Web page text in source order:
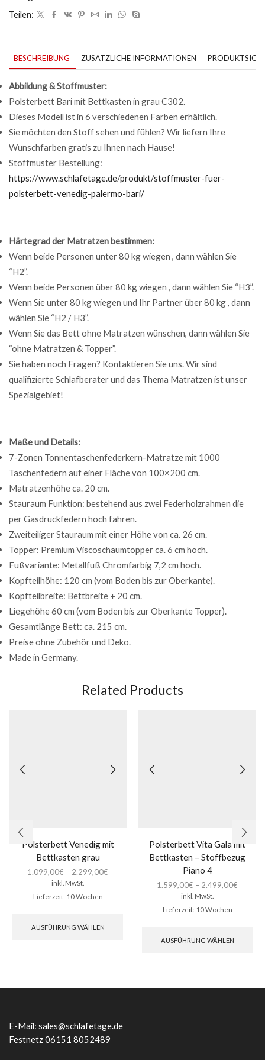
Teilen:
BESCHREIBUNG ZUSÄTZLICHE INFORMATIONEN
Abbildung & Stoffmuster:
Polsterbett Bari mit Bettkasten in grau C302.
Dieses Modell ist in 6 verschiedenen Farben erhältlich.
Sie möchten den Stoff sehen und fühlen? Wir liefern Ihre
Wunschfarben gratis zu Ihnen nach Hause!
Stoffmuster Bestellung:
https://www.schlafetage.de/produkt/stoffmuster-fuer-
polsterbett-venedig-palermo-bari/
Härtegrad der Matratzen bestimmen:
Wenn beide Personen unter 80 kg wiegen , dann wählen Sie
“H2”.
Wenn beide Personen über 80 kg wiegen , dann wählen Sie “H3”.
Wenn Sie unter 80 kg wiegen und Ihr Partner über 80 kg , dann
wählen Sie “H2 / H3”.
Wenn Sie das Bett ohne Matratzen wünschen, dann wählen Sie
“ohne Matratzen & Topper”.
Sie haben noch Fragen? Kontaktieren Sie uns. Wir sind
qualifizierte Schlafberater und das Thema Matratzen ist unser
Spezialgebiet!
Maße und Details:
7-Zonen Tonnentaschenfederkern-Matratze mit 1000
Taschenfedern auf einer Fläche von 100×200 cm.
Matratzenhöhe ca. 20 cm.
Stauraum Funktion: bestehend aus zwei Federholzrahmen die
per Gasdruckfedern hoch fahren.
Zweiteiliger Stauraum mit einer Höhe von ca. 26 cm.
Topper: Premium Viscoschaumtopper ca. 6 cm hoch.
Fußvariante: Metallfuß Chromfarbig 7,2 cm hoch.
Kopfteilhöhe: 120 cm (vom Boden bis zur Oberkante).
Kopfteilbreite: Bettbreite + 20 cm.
Liegehöhe 60 cm (vom Boden bis zur Oberkante Topper).
Gesamtlänge Bett: ca. 215 cm.
Preise ohne Zubehör und Deko.
Made in Germany.
Related Products
Polsterbett Venedig mit
Bettkasten grau
1.099,00€ – 2.299,00€
inkl. MwSt.
Lieferzeit: 10 Wochen
AUSFÜHRUNG WÄHLEN
Optionen
Polsterbett Vita Gala mit
Bettkasten – Stoffbezug
Piano 4
1.599,00€ – 2.499,00€
inkl. MwSt.
Lieferzeit: 10 Wochen
AUSFÜHRUNG WÄHLEN
Die
E-Mail: sales@schlafetage.de
Festnetz 06151 8052489